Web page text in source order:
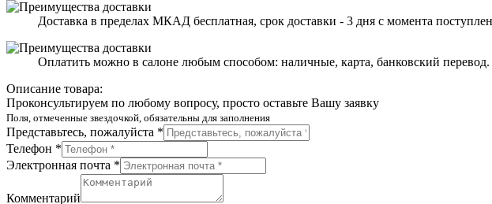
Доставка в пределах МКАД бесплатная, срок доставки - 3 дня с момента
Оплатить можно в салоне любым способом: наличные, карта, банковский
Описание товара:
Проконсультируем по любому вопросу, просто оставьте Вашу заявку
Поля, отмеченные звездочкой, обязательны для заполнения
Представьтесь, пожалуйста *
Телефон *
Электронная почта *
Комментарий